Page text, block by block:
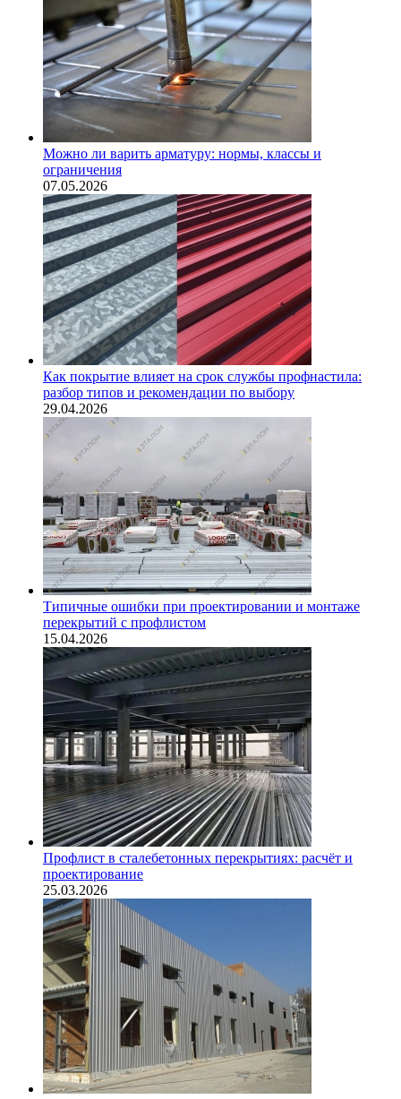
Можно ли варить арматуру: нормы, классы и
ограничения
07.05.2026
Как покрытие влияет на срок службы профнастила:
разбор типов и рекомендации по выбору
29.04.2026
Типичные ошибки при проектировании и монтаже
перекрытий с профлистом
15.04.2026
Профлист в сталебетонных перекрытиях: расчёт и
проектирование
25.03.2026